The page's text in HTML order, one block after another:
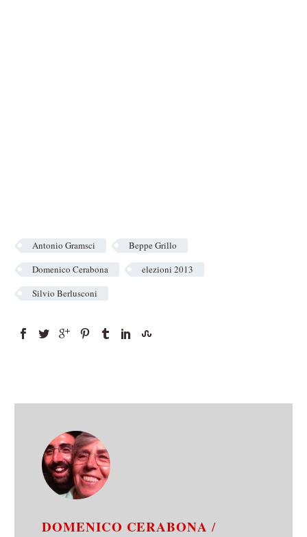
Antonio Gramsci
Beppe Grillo
Domenico Cerabona
elezioni 2013
Silvio Berlusconi
DOMENICO CERABONA/